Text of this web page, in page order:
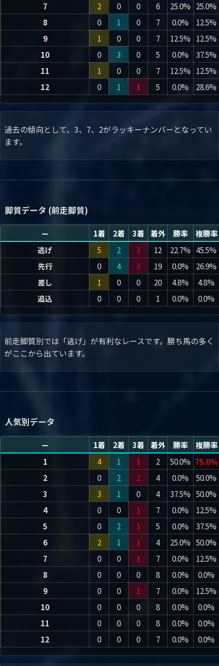
7
2 0 0 6 25.0% 25.0%
8
0 1 0 7 0.0%
12.5%
9
1 0 0 7 12.5% 12.5%
10
0 3 0 5 0.0%
37.5%
11
1 0 0 7 12.5% 12.5%
12
0 1 1 5 0.0% 28.6%
過去の傾向として、3、7、2がラッキーナンバーとなってい
ます。
脚質データ (前走脚質)
— 1着 2着 3着 着外 勝率
複勝率
逃げ
5 2 3 12 22.7% 45.5%
先行
0 4 3 19 0.0%
26.9%
差し
1 0 0 20 4.8%
4.8%
追込
0 0 0 1 0.0% 0.0%
前走脚質別では「逃げ」が有利なレースです。勝ち馬の多く
がここから出ています。
人気別データ
— 1着 2着 3着 着外 勝率
複勝率
1
4 1 1 2 50.0% 75.0%
2
0 2 2 4 0.0%
50.0%
3
3 1 0 4 37.5% 50.0%
4
0 0 1 7 0.0%
12.5%
5
0 2 1 5 0.0%
37.5%
6
2 1 1 4 25.0% 50.0%
7
0 0 1 7 0.0%
12.5%
8
0 0 0 8 0.0%
0.0%
9
0 0 1 7 0.0%
12.5%
10
0 0 0 8 0.0%
0.0%
11
0 0 0 8 0.0%
0.0%
12
0 0 0 7 0.0% 0.0%